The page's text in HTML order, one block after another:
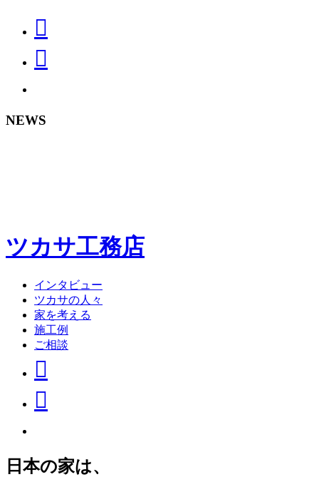
NEWS
ツカサ工務店
インタビュー
ツカサの人々
家を考える
施工例
ご相談
日本の家は、